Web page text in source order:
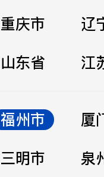
重庆市
辽
山东省
江
福州市
厦
三明市
泉